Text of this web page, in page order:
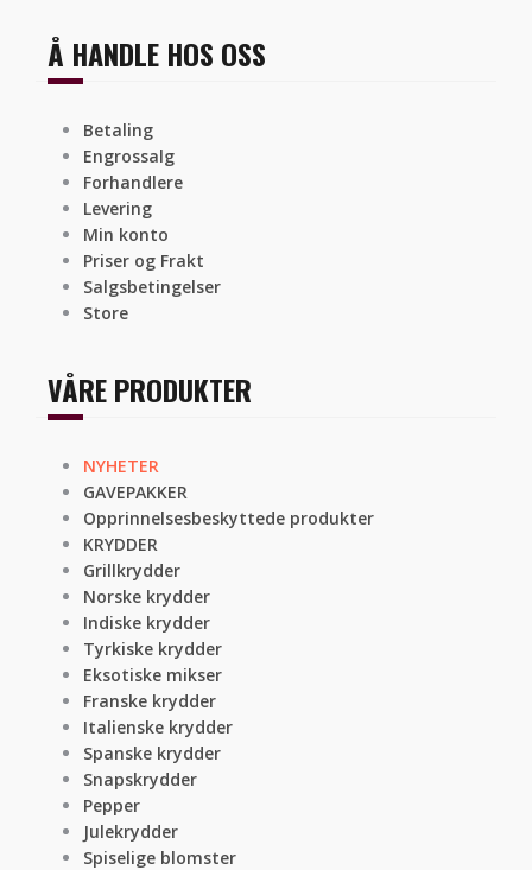
Å HANDLE HOS OSS
Betaling
Engrossalg
Forhandlere
Levering
Min konto
Priser og Frakt
Salgsbetingelser
Store
VÅRE PRODUKTER
NYHETER
GAVEPAKKER
Opprinnelsesbeskyttede produkter
KRYDDER
Grillkrydder
Norske krydder
Indiske krydder
Tyrkiske krydder
Eksotiske mikser
Franske krydder
Italienske krydder
Spanske krydder
Snapskrydder
Pepper
Julekrydder
Spiselige blomster